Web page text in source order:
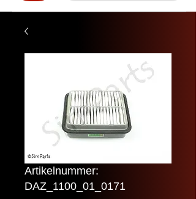
Artikelnummer:
DAZ_1100_01_0171